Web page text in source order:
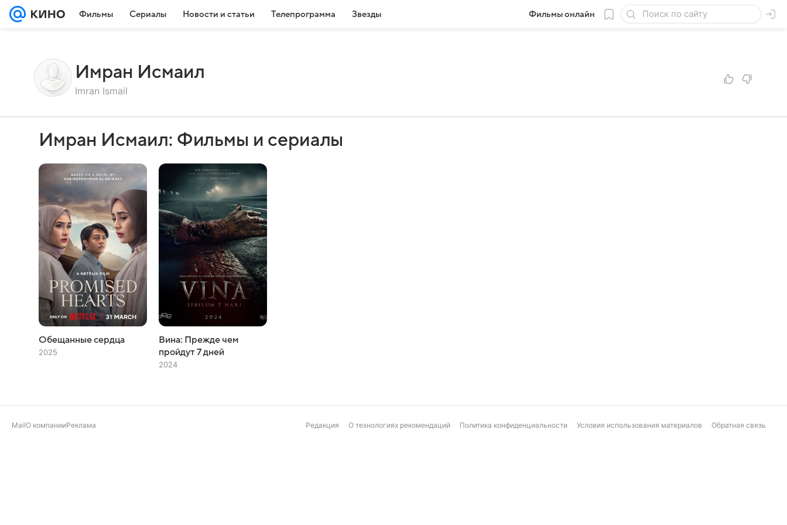
Фильмы Сериалы Новости и статьи Телепрограмма Звезды Фильмы онлайн
Имран Исмаил
Imran Ismail
Имран Исмаил: Фильмы и сериалы
Обещанные сердца
2025
Вина: Прежде чем
пройдут 7 дней
2024
MailО компанииРеклама Редакция О технологиях рекомендаций Политика конфиденциальности Условия использования материалов Обратная связь